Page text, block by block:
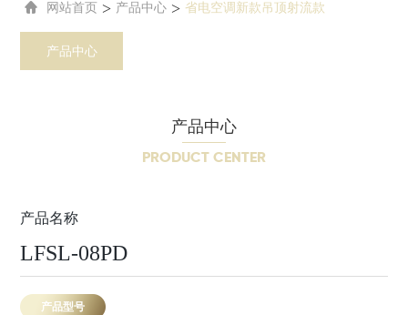
网站首页 > 产品中心 > 省电空调新款吊顶射流款
产品中心
产品中心
PRODUCT CENTER
产品名称
LFSL-08PD
产品型号